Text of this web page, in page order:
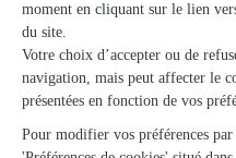
Ecla’bulle
Sennecey le Grand
★★★★ ★4.3 (13)
34, avenue du 4 Septembre 1944
Voir la boutique